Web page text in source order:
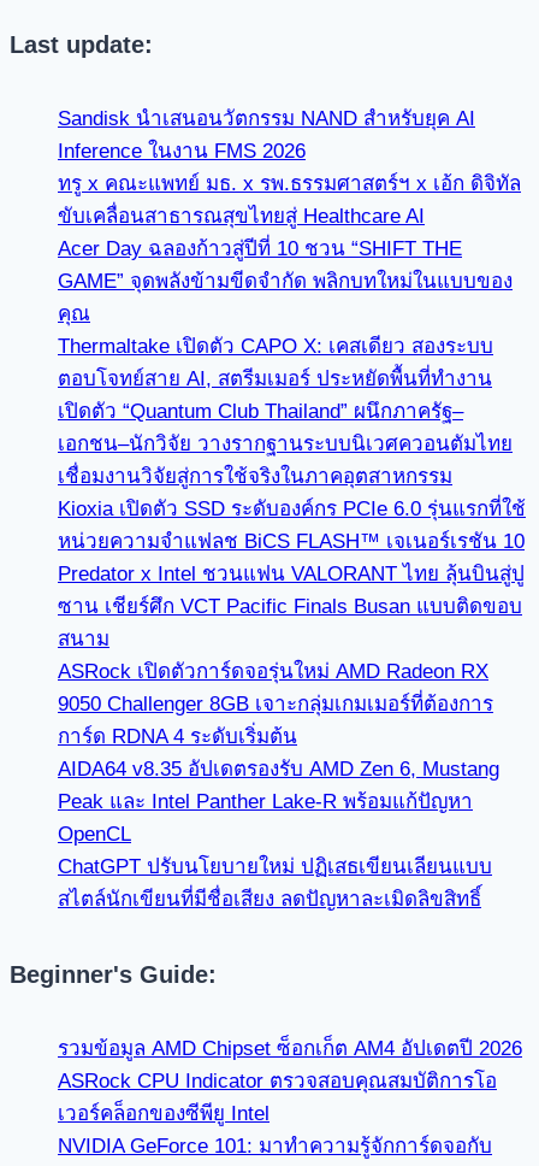
Last update:
Sandisk นำเสนอนวัตกรรม NAND สำหรับยุค AI
Inference ในงาน FMS 2026
ทรู x คณะแพทย์ มธ. x รพ.ธรรมศาสตร์ฯ x เอ้ก ดิจิทัล
ขับเคลื่อนสาธารณสุขไทยสู่ Healthcare AI
Acer Day ฉลองก้าวสู่ปีที่ 10 ชวน “SHIFT THE
GAME” จุดพลังข้ามขีดจำกัด พลิกบทใหม่ในแบบของ
คุณ
Thermaltake เปิดตัว CAPO X: เคสเดียว สองระบบ
ตอบโจทย์สาย AI, สตรีมเมอร์ ประหยัดพื้นที่ทำงาน
เปิดตัว “Quantum Club Thailand” ผนึกภาครัฐ–
เอกชน–นักวิจัย วางรากฐานระบบนิเวศควอนตัมไทย
เชื่อมงานวิจัยสู่การใช้จริงในภาคอุตสาหกรรม
Kioxia เปิดตัว SSD ระดับองค์กร PCIe 6.0 รุ่นแรกที่ใช้
หน่วยความจำแฟลช BiCS FLASH™ เจเนอร์เรชัน 10
Predator x Intel ชวนแฟน VALORANT ไทย ลุ้นบินสู่ปู
ซาน เชียร์ศึก VCT Pacific Finals Busan แบบติดขอบ
สนาม
ASRock เปิดตัวการ์ดจอรุ่นใหม่ AMD Radeon RX
9050 Challenger 8GB เจาะกลุ่มเกมเมอร์ที่ต้องการ
การ์ด RDNA 4 ระดับเริ่มต้น
AIDA64 v8.35 อัปเดตรองรับ AMD Zen 6, Mustang
Peak และ Intel Panther Lake-R พร้อมแก้ปัญหา
OpenCL
ChatGPT ปรับนโยบายใหม่ ปฏิเสธเขียนเลียนแบบ
สไตล์นักเขียนที่มีชื่อเสียง ลดปัญหาละเมิดลิขสิทธิ์
Beginner's Guide:
รวมข้อมูล AMD Chipset ซ็อกเก็ต AM4 อัปเดตปี 2026
ASRock CPU Indicator ตรวจสอบคุณสมบัติการโอ
เวอร์คล็อกของซีพียู Intel
NVIDIA GeForce 101: มาทำความรู้จักการ์ดจอกับ